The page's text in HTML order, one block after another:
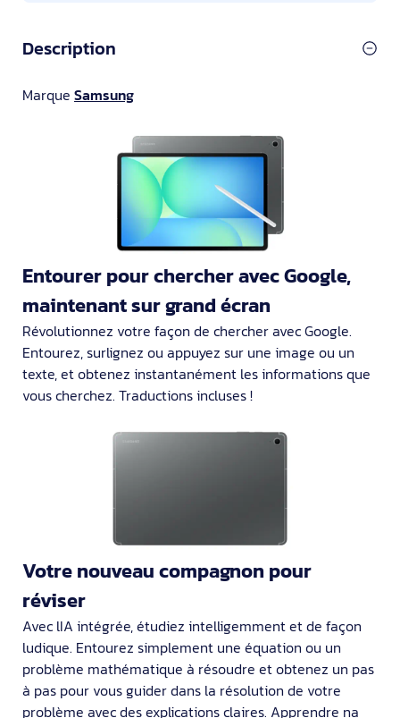
Description
Marque Samsung
Entourer pour chercher avec Google,
maintenant sur grand écran
Révolutionnez votre façon de chercher avec Google.
Entourez, surlignez ou appuyez sur une image ou un
texte, et obtenez instantanément les informations que
vous cherchez. Traductions incluses !
Votre nouveau compagnon pour
réviser
Avec lIA intégrée, étudiez intelligemment et de façon
ludique. Entourez simplement une équation ou un
problème mathématique à résoudre et obtenez un pas
à pas pour vous guider dans la résolution de votre
problème avec des explications claires. Apprendre na